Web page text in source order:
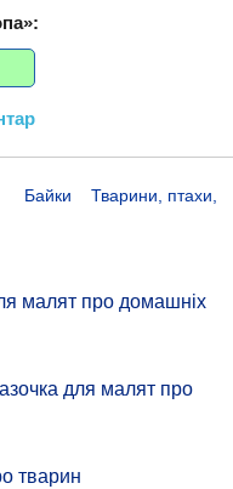
Байки
Тварини, птахи,
малят про домашніх
для малят про
тварин